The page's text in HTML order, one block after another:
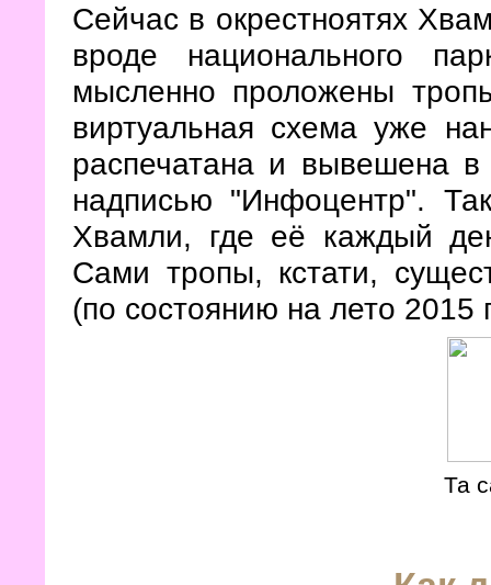
Сейчас в окрестноятях
вроде национального
мысленно проложены
виртуальная схема уже
распечатана и вывешена
надписью "Инфоцентр".
Хвамли, где её каждый
Сами тропы, кстати,
(по состоянию на лето
Та